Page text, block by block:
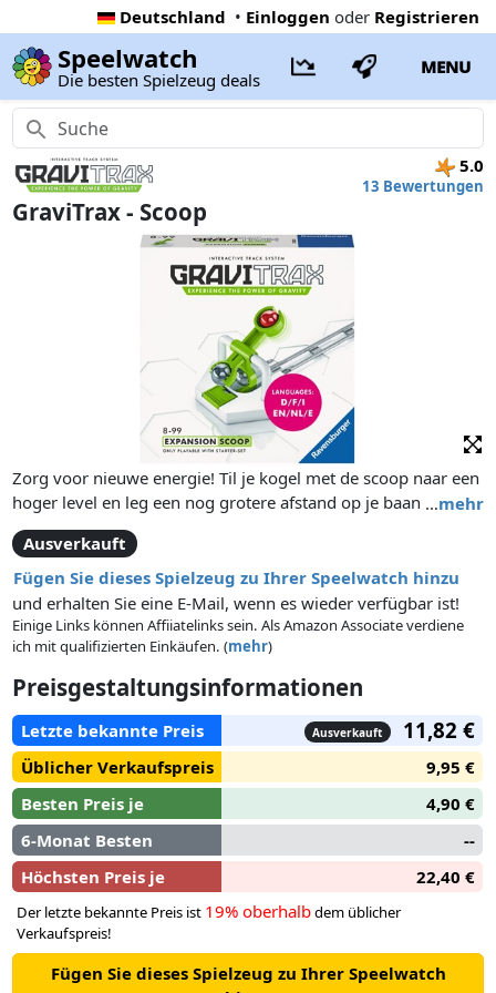
Deutschland • Einloggen oder Registrieren
Speelwatch
Die besten Spielzeug deals
MENU
5.0
13 Bewertungen
GraviTrax - Scoop
…mehr
Zorg voor nieuwe energie! Til je kogel met de scoop naar een
hoger level en leg een nog grotere afstand op je baan af.
Combineer de scoop met de GraviTrax Starter-Set en zorg
voor nog meer actie in je trajecten. Hoe lang rolt je kogel met
de scoop over de baan?
Ausverkauft
Fügen Sie dieses Spielzeug zu Ihrer Speelwatch hinzu
und erhalten Sie eine E-Mail, wenn es wieder verfügbar ist!
Einige Links können Affiiatelinks sein. Als Amazon Associate verdiene
ich mit qualifizierten Einkäufen. (mehr)
Preisgestaltungsinformationen
Letzte bekannte Preis Ausverkauft 11,82 €
Üblicher Verkaufspreis
9,95 €
Besten Preis je
4,90 €
6-Monat Besten
--
Höchsten Preis je
22,40 €
Der letzte bekannte Preis ist 19% oberhalbdem üblicher
Verkaufspreis!
Fügen Sie dieses Spielzeug zu Ihrer Speelwatch